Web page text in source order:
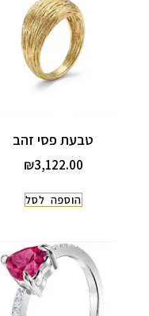
טבעת פסי זהב
₪3,122.00
הוספה לסל